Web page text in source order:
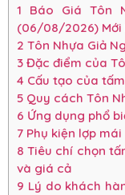
1 Báo Giá Tôn
(06/08/2026) Mới
2 Tôn Nhựa Giả
3 Đặc điểm của
4 Cấu tạo của
5 Quy cách Tôn
6 Ứng dụng phổ
7 Phụ kiện lợp
8 Tiêu chí chọn
và giá cả
9 Lý do khách